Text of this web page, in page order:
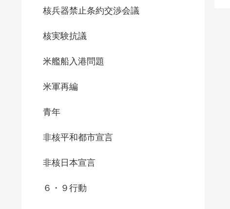
核兵器禁止条約交渉会議
核実験抗議
米艦船入港問題
米軍再編
青年
非核平和都市宣言
非核日本宣言
６・９行動